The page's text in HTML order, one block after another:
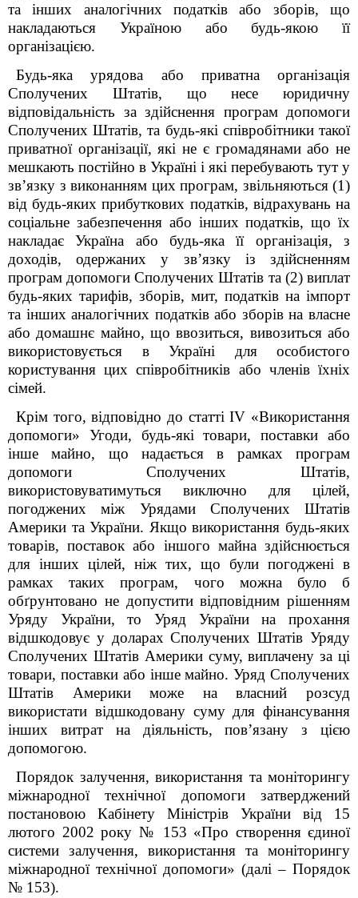
та інших аналогічних податків або зборів, що
накладаються Україною або будь-якою її
організацією.
Будь-яка урядова або приватна організація
Сполучених Штатів, що несе юридичну
відповідальність за здійснення програм допомоги
Сполучених Штатів, та будь-які співробітники такої
приватної організації, які не є громадянами або не
мешкають постійно в Україні і які перебувають тут у
зв’язку з виконанням цих програм, звільняються (1)
від будь-яких прибуткових податків, відрахувань на
соціальне забезпечення або інших податків, що їх
накладає Україна або будь-яка її організація, з
доходів, одержаних у зв’язку із здійсненням
програм допомоги Сполучених Штатів та (2) виплат
будь-яких тарифів, зборів, мит, податків на імпорт
та інших аналогічних податків або зборів на власне
або домашнє майно, що ввозиться, вивозиться або
використовується в Україні для особистого
користування цих співробітників або членів їхніх
сімей.
Крім того, відповідно до статті IV «Використання
допомоги» Угоди, будь-які товари, поставки або
інше майно, що надається в рамках програм
допомоги Сполучених Штатів,
використовуватимуться виключно для цілей,
погоджених між Урядами Сполучених Штатів
Америки та України. Якщо використання будь-яких
товарів, поставок або іншого майна здійснюється
для інших цілей, ніж тих, що були погоджені в
рамках таких програм, чого можна було б
обґрунтовано не допустити відповідним рішенням
Уряду України, то Уряд України на прохання
відшкодовує у доларах Сполучених Штатів Уряду
Сполучених Штатів Америки суму, виплачену за ці
товари, поставки або інше майно. Уряд Сполучених
Штатів Америки може на власний розсуд
використати відшкодовану суму для фінансування
інших витрат на діяльність, пов’язану з цією
допомогою.
Порядок залучення, використання та моніторингу
міжнародної технічної допомоги затверджений
постановою Кабінету Міністрів України від 15
лютого 2002 року № 153 «Про створення єдиної
системи залучення, використання та моніторингу
міжнародної технічної допомоги» (далі – Порядок
№ 153).